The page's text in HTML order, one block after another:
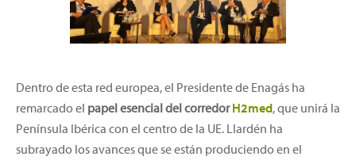
Dentro de esta red europea, el Presidente de Enagás ha
remarcado el papel esencial del corredorH2med, que unirá la
Península Ibérica con el centro de la UE. Llardén ha
subrayado los avances que se están produciendo en el